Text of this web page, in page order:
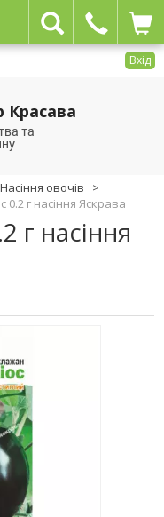
Вхід
Красава
та
Насіння овочів
>
0.2 г насіння Яскрава
г насіння